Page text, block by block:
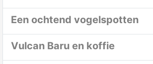
Een ochtend vogelspotten
Vulcan Baru en koffie